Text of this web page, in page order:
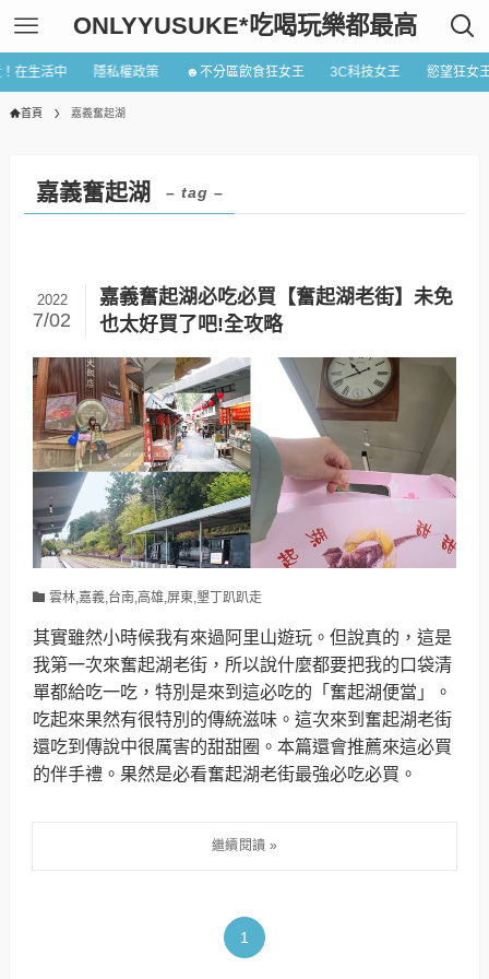
ONLYYUSUKE*吃喝玩樂都最高
在生活中 隱私權政策 ☻不分區飲食狂女王 3C科技女王 慾望狂女
首頁 嘉義奮起湖
嘉義奮起湖 – tag –
嘉義奮起湖必吃必買【奮起湖老街】未免
也太好買了吧!全攻略
2022
7/02
雲林,嘉義,台南,高雄,屏東,墾丁趴趴走
其實雖然小時候我有來過阿里山遊玩。但說真的，這是
我第一次來奮起湖老街，所以說什麼都要把我的口袋清
單都給吃一吃，特別是來到這必吃的「奮起湖便當」。
吃起來果然有很特別的傳統滋味。這次來到奮起湖老街
還吃到傳說中很厲害的甜甜圈。本篇還會推薦來這必買
的伴手禮。果然是必看奮起湖老街最強必吃必買。
1